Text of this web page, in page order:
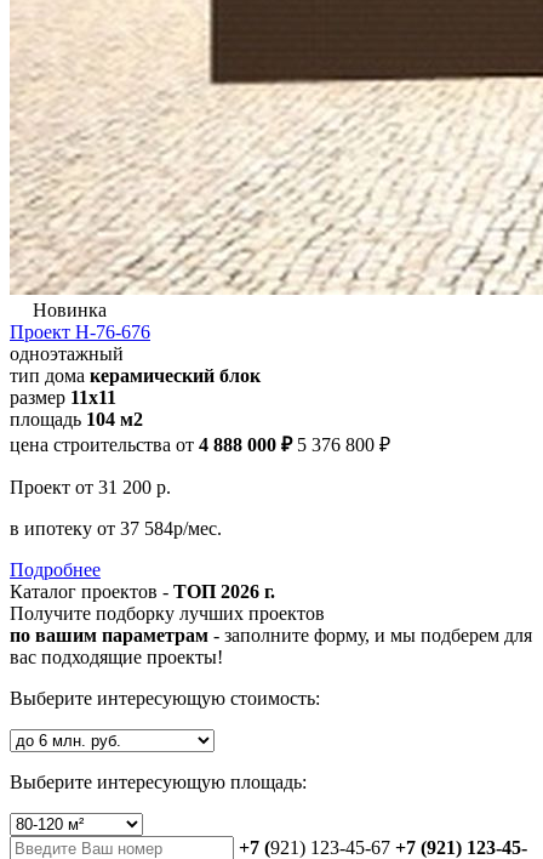
Новинка
Проект Н-76-676
одноэтажный
тип дома керамический блок
размер 11x11
площадь 104 м2
цена строительства от 4 888 000 ₽ 5 376 800 ₽
Проект от 31 200 р.
в ипотеку от 37 584р/мес.
Подробнее
Каталог проектов - ТОП 2026 г.
Получите подборку лучших проектов
по вашим параметрам - заполните форму, и мы подберем для
вас подходящие проекты!
Выберите интересующую стоимость:
Выберите интересующую площадь:
+7 (921) 123-45-67 +7 (921) 123-45-